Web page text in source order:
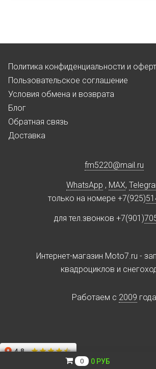
Политика конфиденциальности и
Пользовательское соглашение
Условия обмена и возврата
Блог
Обратная связь
Доставка
fm5220@mail.ru
WhatsApp , MAX,
только на номере +7(925)
для тел.звонков +7(901)
Интернет-магазин Moto7.ru -
квадроциклов и
Работаем c 2009 года
0 0 РУБ